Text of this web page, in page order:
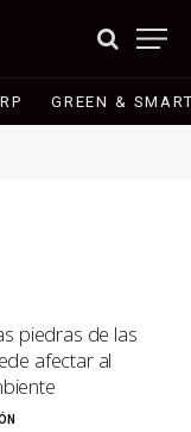
GREEN &
piedras de las
afectar al